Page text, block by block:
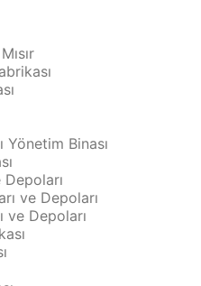
Yönetim Binası
ve Depoları
ve Depoları